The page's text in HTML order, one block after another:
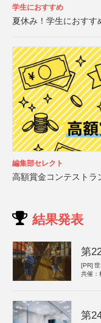
学生におすすめ
夏休み！学生におすす
編集部セレクト
高額賞金コンテストラ
結果発表
第
[PR]
共催：
第